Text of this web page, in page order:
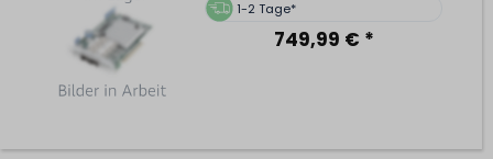
1-2 Tage*
749,99 € *